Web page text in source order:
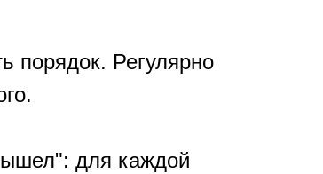
Регулярно
для каждой